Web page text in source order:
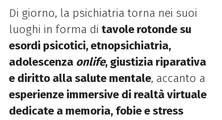
Di giorno, la psichiatria torna nei suoi
luoghi in forma di tavole rotonde su
esordi psicotici, etnopsichiatria,
adolescenza onlife, giustizia riparativa
e diritto alla salute mentale, accanto a
esperienze immersive di realtà virtuale
dedicate a memoria, fobie e stress